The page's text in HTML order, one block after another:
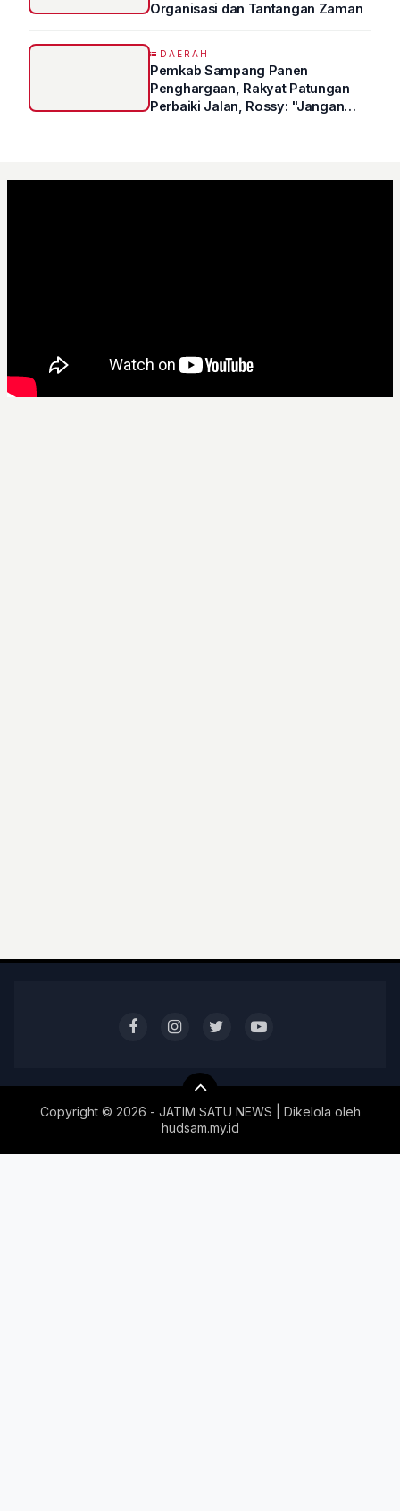
Organisasi dan Tantangan Zaman
DAERAH
Pemkab Sampang Panen
Penghargaan, Rakyat Patungan
Perbaiki Jalan, Rossy: "Jangan
Copyright © 2026 - JATIM SATU NEWS | Dikelola oleh
hudsam.my.id